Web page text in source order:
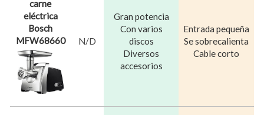
carne
eléctrica
Bosch
MFW68660
N/D
Gran potencia
Con varios
discos
Diversos
accesorios
Entrada pequeña
Se sobrecalienta
Cable corto